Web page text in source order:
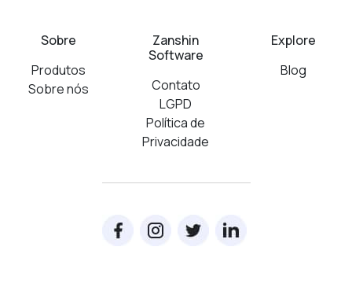
Sobre
Produtos
Sobre nós
Zanshin
Software
Contato
LGPD
Política de
Privacidade
Explore
Blog